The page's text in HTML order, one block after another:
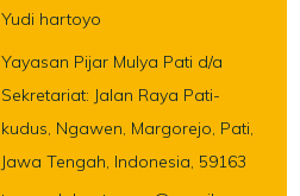
Yudi hartoyo
Yayasan Pijar Mulya Pati d/a
Sekretariat: Jalan Raya Pati-
kudus, Ngawen, Margorejo, Pati,
Jawa Tengah, Indonesia, 59163